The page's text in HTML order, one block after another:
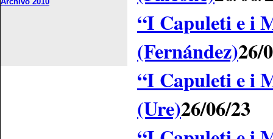
“I Capuleti e i
(Fernández)26/
“I Capuleti e i
(Ure)26/06/23